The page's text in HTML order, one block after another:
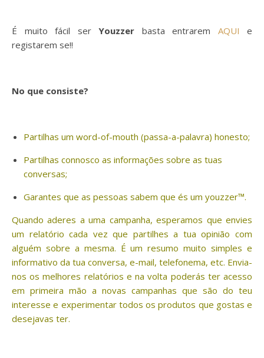
É muito fácil ser Youzzer basta entrarem AQUI e
registarem se!!
No que consiste?
Partilhas um word-of-mouth (passa-a-palavra) honesto;
Partilhas connosco as informações sobre as tuas
conversas;
Garantes que as pessoas sabem que és um youzzer™.
Quando aderes a uma campanha, esperamos que envies
um relatório cada vez que partilhes a tua opinião com
alguém sobre a mesma. É um resumo muito simples e
informativo da tua conversa, e-mail, telefonema, etc. Envia-
nos os melhores relatórios e na volta poderás ter acesso
em primeira mão a novas campanhas que são do teu
interesse e experimentar todos os produtos que gostas e
desejavas ter.